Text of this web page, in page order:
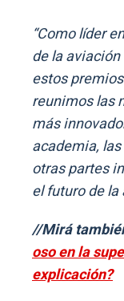
“Como líder
de la
estos
reunimos las
más
academia,
otras partes
el futuro de la
//Mirá
oso en la
explicación?